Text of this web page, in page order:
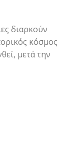
διαρκούν
κόσμος
μετά την